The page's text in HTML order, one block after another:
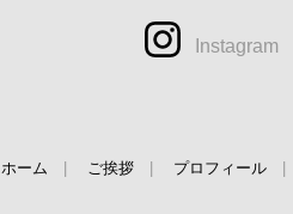
Instagram
ホーム ご挨拶 プロフィール